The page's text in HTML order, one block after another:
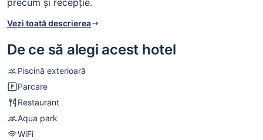
precum și recepție.
Vezi toată descrierea
De ce să alegi acest hotel
Piscină exterioară
Parcare
Restaurant
Aqua park
WiFi